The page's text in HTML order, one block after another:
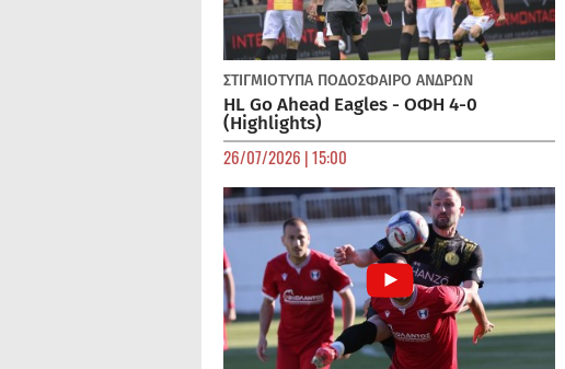
ΣΤΙΓΜΙΟΤΥΠΑ ΠΟΔΌΣΦΑΙΡΟ ΑΝΔΡΏΝ
HL Go Ahead Eagles - ΟΦΗ 4-0
(Highlights)
26/07/2026 | 15:00